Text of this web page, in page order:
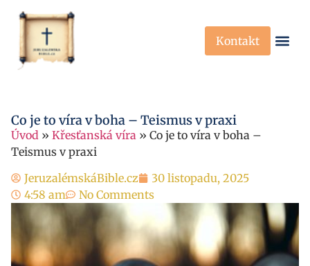
Kontakt
Co je to víra v boha – Teismus v praxi
Úvod » Křesťanská víra » Co je to víra v boha –
Teismus v praxi
JeruzalémskáBible.cz
30 listopadu, 2025
4:58 am
No Comments